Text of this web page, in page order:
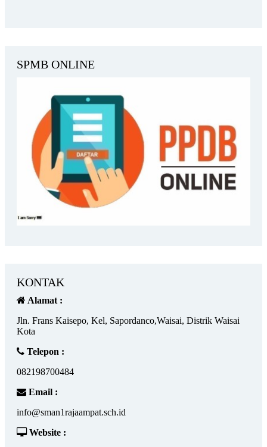
SPMB ONLINE
KONTAK
Alamat :
Jln. Frans Kaisepo, Kel, Sapordanco,Waisai, Distrik Waisai
Kota
Telepon :
082198700484
Email :
info@sman1rajaampat.sch.id
Website :